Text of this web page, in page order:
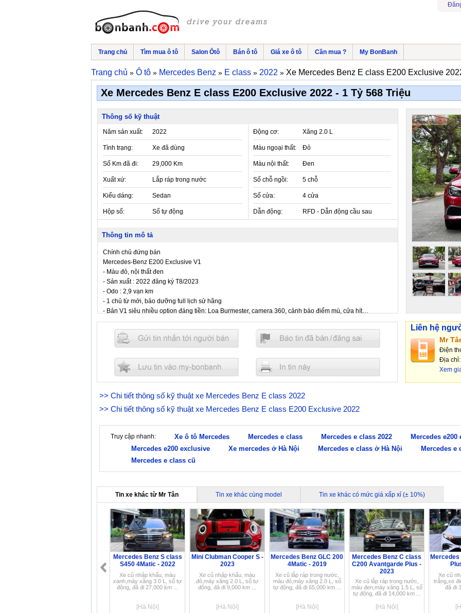
Trang chủ Tìm mua ô tô Salon Ôtô Bán ô tô Giá xe ô tô Cần mua ? My BonBanh
Trang chủ » Ô tô » Mercedes Benz » E class » 2022 » Xe Mercedes Benz E class E200 Exclusive
Xe Mercedes Benz E class E200 Exclusive 2022 - 1 Tỷ 568 Triệu
Thông số kỹ thuật
Năm sản xuất: 2022
Tình trạng: Xe đã dùng
Số Km đã đi: 29,000 Km
Xuất xứ: Lắp ráp trong nước
Kiểu dáng: Sedan
Hộp số: Số tự động
Động cơ: Xăng 2.0 L
Màu ngoại thất: Đỏ
Màu nội thất: Đen
Số chỗ ngồi: 5 chỗ
Số cửa: 4 cửa
Dẫn động: RFD - Dẫn động cầu sau
Thông tin mô tả
Chính chủ đứng bán
Mercedes-Benz E200 Exclusive V1
- Màu đỏ, nội thất đen
- Sản xuất : 2022 đăng ký T8/2023
- Odo : 2,9 vạn km
- 1 chủ từ mới, bảo dưỡng full lịch sử hãng
- Bản V1 siêu nhiều option đáng tiền: Loa Burmester, camera 360, cảnh báo điểm mù, cửa hít…
Màu đỏ nổi bật form dáng Exclusive chuẩn doanh nhân
Giá cả còn thương lượng
Cam kết chất lượng — bao test toàn quốc
Liên hệ
Mr
Điện
Địa chỉ:
Xem
>> Chi tiết thông số kỹ thuật xe Mercedes Benz E class 2022
>> Chi tiết thông số kỹ thuật xe Mercedes Benz E class E200 Exclusive 2022
Truy cập nhanh: Xe ô tô Mercedes Mercedes e class Mercedes e class 2022
Mercedes e200
Mercedes e200 exclusive
Xe mercedes ở Hà Nội Mercedes e class ở Hà Nội
Mercedes e
Mercedes e class cũ
Tin xe khác từ Mr Tân Tin xe khác cùng model Tin xe khác có mức giá xấp xỉ (± 10%)
Mercedes Benz S class
S450 4Matic - 2022
Xe cũ nhập khẩu, màu
xanh,máy xăng 3.0 L, số tự
động, đã đi 27,000 km ...
[Hà Nội]
Mini Clubman Cooper S -
2023
Xe cũ nhập khẩu, màu
đỏ,máy xăng 2.0 L, số tự
động, đã đi 9,000 km ...
[Hà Nội]
Mercedes Benz GLC 200
4Matic - 2019
Xe cũ lắp ráp trong nước,
màu đỏ,máy xăng 2.0 L, số
tự động, đã đi 65,000 km ...
[Hà Nội]
Mercedes Benz C class
C200 Avantgarde Plus -
2023
Xe cũ lắp ráp trong nước,
màu đen,máy xăng 1.5 L, số
tự động, đã đi 14,000 km ...
[Hà Nội]
Mercedes
Xe cũ
trắng,xe
đã đi